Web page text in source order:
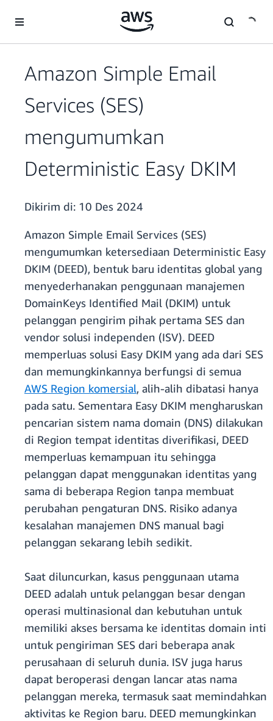
Amazon Simple Email
Services (SES)
mengumumkan
Deterministic Easy DKIM
Dikirim di: 10 Des 2024
Amazon Simple Email Services (SES)
mengumumkan ketersediaan Deterministic Easy
DKIM (DEED), bentuk baru identitas global yang
menyederhanakan penggunaan manajemen
DomainKeys Identified Mail (DKIM) untuk
pelanggan pengirim pihak pertama SES dan
vendor solusi independen (ISV). DEED
memperluas solusi Easy DKIM yang ada dari SES
dan memungkinkannya berfungsi di semua
AWS Region komersial, alih-alih dibatasi hanya
pada satu. Sementara Easy DKIM mengharuskan
pencarian sistem nama domain (DNS) dilakukan
di Region tempat identitas diverifikasi, DEED
memperluas kemampuan itu sehingga
pelanggan dapat menggunakan identitas yang
sama di beberapa Region tanpa membuat
perubahan pengaturan DNS. Risiko adanya
kesalahan manajemen DNS manual bagi
pelanggan sekarang lebih sedikit.
Saat diluncurkan, kasus penggunaan utama
DEED adalah untuk pelanggan besar dengan
operasi multinasional dan kebutuhan untuk
memiliki akses bersama ke identitas domain inti
untuk pengiriman SES dari beberapa anak
perusahaan di seluruh dunia. ISV juga harus
dapat beroperasi dengan lancar atas nama
pelanggan mereka, termasuk saat memindahkan
aktivitas ke Region baru. DEED memungkinkan